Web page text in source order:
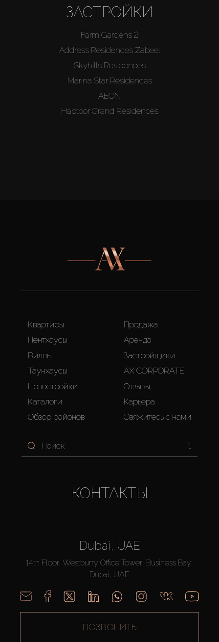
ЗАСТРОЙКИ
Farm Gardens 2
Address Residences Zabeel
Skyhills Residences
Marina Star Residences
AEON
Habtoor Grand Residences
Квартиры
Пентхаусы
Виллы
Таунхаусы
Новостройки
Каталоги
Обзор районов
Продажа
Аренда
Застройщики
AX CORPORATE
Отзывы
Карьера
Свяжитесь с нами
1
КОНТАКТЫ
Dubai, UAE
14th Floor, Westburry Office Tower, Business Bay,
Dubai, UAE
ПОЗВОНИТЬ